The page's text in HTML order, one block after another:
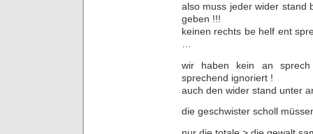
also muss jeder wider stand
geben !!!
keinen rechts be helf ent
…
wir haben kein an
sprechend ignoriert !
auch den wider stand unter
die geschwister scholl